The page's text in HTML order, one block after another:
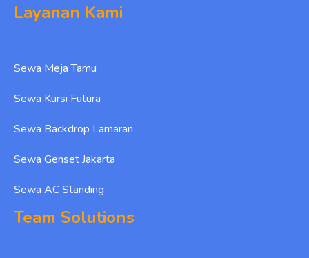
Layanan Kami
Sewa Meja Tamu
Sewa Kursi Futura
Sewa Backdrop Lamaran
Sewa Genset Jakarta
Sewa AC Standing
Team Solutions